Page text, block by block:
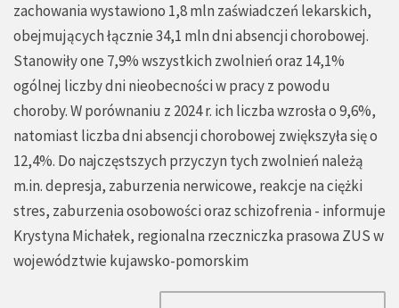
zachowania wystawiono 1,8 mln zaświadczeń lekarskich,
obejmujących łącznie 34,1 mln dni absencji chorobowej.
Stanowiły one 7,9% wszystkich zwolnień oraz 14,1%
ogólnej liczby dni nieobecności w pracy z powodu
choroby. W porównaniu z 2024 r. ich liczba wzrosła o 9,6%,
natomiast liczba dni absencji chorobowej zwiększyła się o
12,4%. Do najczęstszych przyczyn tych zwolnień należą
m.in. depresja, zaburzenia nerwicowe, reakcje na ciężki
stres, zaburzenia osobowości oraz schizofrenia - informuje
Krystyna Michałek, regionalna rzeczniczka prasowa ZUS w
województwie kujawsko-pomorskim